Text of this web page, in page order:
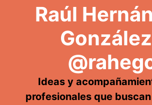
Raúl
González |
Ideas y
profesionales que